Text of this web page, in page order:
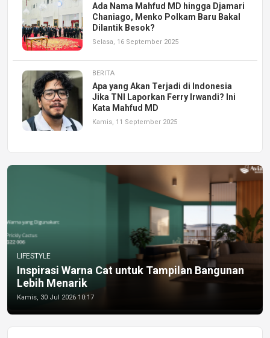
Ada Nama Mahfud MD hingga Djamari
Chaniago, Menko Polkam Baru Bakal
Dilantik Besok?
Selasa, 16 September 2025
BERITA
Apa yang Akan Terjadi di Indonesia
Jika TNI Laporkan Ferry Irwandi? Ini
Kata Mahfud MD
Kamis, 11 September 2025
LIFESTYLE
Inspirasi Warna Cat untuk Tampilan Bangunan
Lebih Menarik
Kamis, 30 Jul 2026 10:17